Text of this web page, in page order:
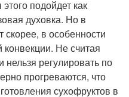
подойдет как
духовка. Но в
в особенности
Не считая
нельзя регулировать по
прогреваются, что
сухофруктов в